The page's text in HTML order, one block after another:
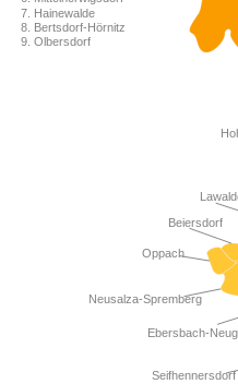
Ebersbach-
Neusalza-Spremberg
Seifhennersdorf
Beiersdorf
Oppach
7. Hainewalde
8. Bertsdorf-Hörnitz
9. Olbersdorf